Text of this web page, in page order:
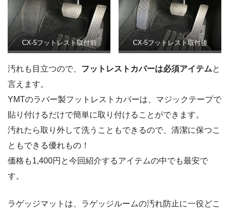
CX-5フットレスト取付前 CX-5フットレスト取付後
汚れも目立つので、 フットレストカバーは必須アイテムと
言えます。
YMTのラバー製フットレストカバーは、マジックテープで
貼り付けるだけで簡単に取り付けることができます。
汚れたら取り外して洗うこともできるので、清潔に保つこ
ともできる優れもの！
価格も1,400円と今回紹介するアイテムの中でも最安で
す。
ラゲッジマットは、ラゲッジルームの汚れ防止に一役どこ